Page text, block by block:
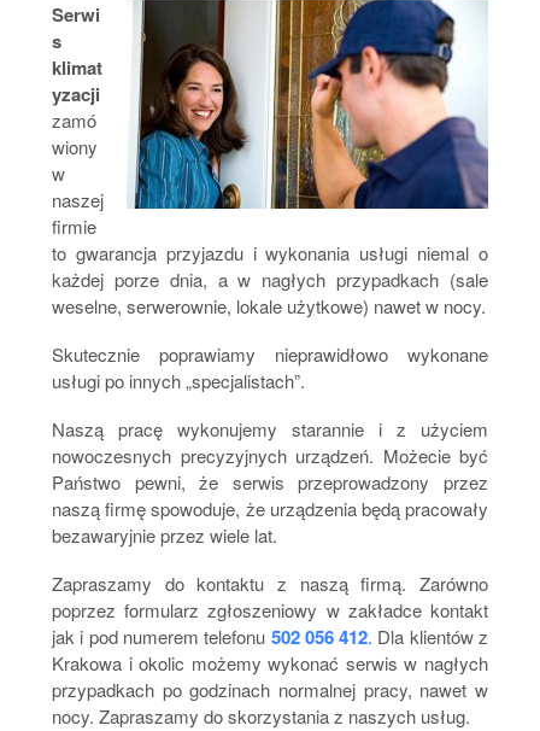
Serwi
s
klimat
yzacji
zamó
wiony
w
naszej
firmie
to gwarancja przyjazdu i wykonania usługi niemal o
każdej porze dnia, a w nagłych przypadkach (sale
weselne, serwerownie, lokale użytkowe) nawet w nocy.
Skutecznie poprawiamy nieprawidłowo wykonane
usługi po innych „specjalistach”.
Naszą pracę wykonujemy starannie i z użyciem
nowoczesnych precyzyjnych urządzeń. Możecie być
Państwo pewni, że serwis przeprowadzony przez
naszą firmę spowoduje, że urządzenia będą pracowały
bezawaryjnie przez wiele lat.
Zapraszamy do kontaktu z naszą firmą. Zarówno
poprzez formularz zgłoszeniowy w zakładce kontakt
jak i pod numerem telefonu 502 056 412. Dla klientów z
Krakowa i okolic możemy wykonać serwis w nagłych
przypadkach po godzinach normalnej pracy, nawet w
nocy. Zapraszamy do skorzystania z naszych usług.